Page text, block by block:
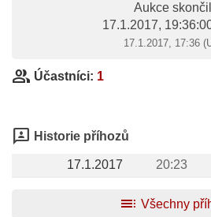
Aukce
17.1.2017,
17.1.2017, 17:36
group Účastníci: 1
3p Historie příhozů
17.1.2017 20:23
toc Všechny